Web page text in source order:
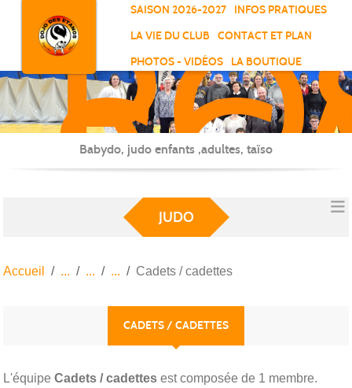
SAISON 2026-2027
INFOS PRATIQUES
LA VIE DU CLUB
CONTACT ET PLAN
PHOTOS - VIDÉOS
LA BOUTIQUE
-
-
Babydo, judo enfants ,adultes, taïso
JUDO
Accueil Cadets / cadettes
CADETS / CADETTES
L'équipe Cadets / cadettes est composée de 1 membre.
Panneau de gestion des cookies